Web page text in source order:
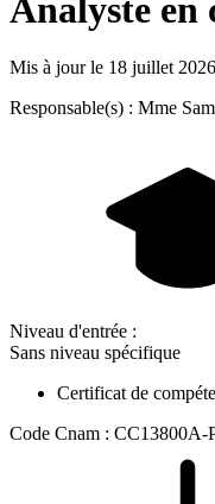
Analyste en
Mis à jour le 18 juillet 2026
Responsable(s) : Mme
Niveau d'entrée :
Sans niveau spécifique
Certificat de
Code Cnam : CC13800A-